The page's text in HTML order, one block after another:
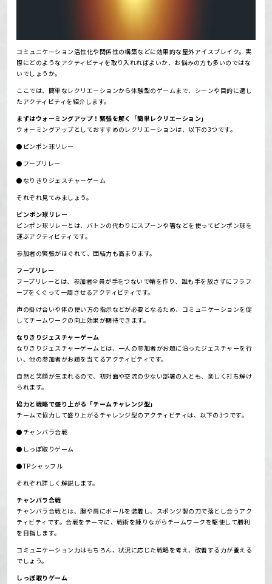
コミュニケーション活性化や関係性の構築などに効果的な屋外アイスブレイク。 実
際にどのようなアクティビティを取り入れればよいか、お悩みの方も多いのではな
いでしょうか。
ここでは、簡単なレクリエーションから体験型のゲームまで、シーンや目的に適し
たアクティビティを紹介します。
まずはウォーミングアップ！緊張を解く「簡単レクリエーション」
ウォーミングアップとしておすすめのレクリエーションは、以下の3つです。
●ピンポン球リレー
●フープリレー
●なりきりジェスチャーゲーム
それぞれ見てみましょう。
ピンポン球リレー
ピンポン球リレーとは、バトンの代わりにスプーンや箸などを使ってピンポン球を
運ぶアクティビティです。
参加者の緊張がほぐれて、団結力も高まります。
フープリレー
フープリレーとは、参加者全員が手をつないで輪を作り、誰も手を放さずにフラフ
ープをくぐって一周させるアクティビティです。
声の掛け合いや体の使い方の指示などが必要となるため、コミュニケーションを促
してチームワークの向上効果が期待できます。
なりきりジェスチャーゲーム
なりきりジェスチャーゲームとは、一人の参加者がお題に沿ったジェスチャーを行
い、他の参加者がお題を当てるアクティビティです。
自然と笑顔が生まれるので、初対面や交流の少ない部署の人とも、楽しく打ち解け
られます。
協力と戦略で盛り上がる「チームチャレンジ型」
チームで協力して盛り上がるチャレンジ型のアクティビティは、以下の3つです。
●チャンバラ合戦
●しっぽ取りゲーム
●TPシャッフル
それぞれ詳しく解説します。
チャンバラ合戦
チャンバラ合戦とは、腕や肩にボールを装着し、スポンジ製の刀で落とし合うアク
ティビティです。合戦をテーマに、戦術を練りながらチームワークを駆使して勝利
を目指します。
コミュニケーション力はもちろん、状況に応じた戦略を考え、改善する力が養える
でしょう。
しっぽ取りゲーム